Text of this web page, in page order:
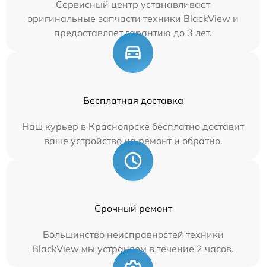
Сервисный центр устанавливает
оригинальные запчасти техники BlackView и
предоставляет гарантию до 3 лет.
Бесплатная доставка
Наш курьер в Красноярске бесплатно доставит
ваше устройство на ремонт и обратно.
Срочный ремонт
Большинство неисправностей техники
BlackView мы устраняем в течение 2 часов.